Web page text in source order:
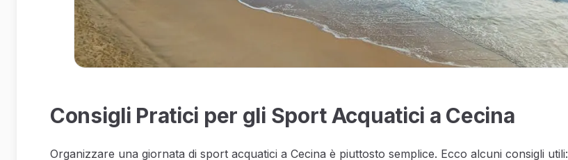
Consigli Pratici per gli Sport Acquatici a Cecina
Organizzare una giornata di sport acquatici a Cecina è piuttosto semplice. Ecco alcuni consigli utili: